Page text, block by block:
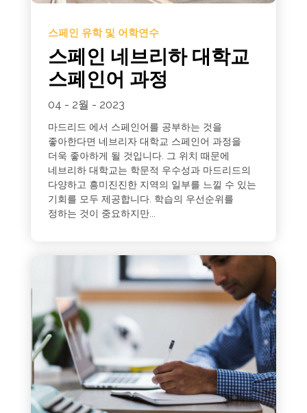
스페인 유학 및 어학연수
스페인 네브리하 대학교
스페인어 과정
04 - 2월 - 2023
마드리드 에서 스페인어를 공부하는 것을
좋아한다면 네브리자 대학교 스페인어 과정을
더욱 좋아하게 될 것입니다. 그 위치 때문에
네브리하 대학교는 학문적 우수성과 마드리드의
다양하고 흥미진진한 지역의 일부를 느낄 수 있는
기회를 모두 제공합니다. 학습의 우선순위를
정하는 것이 중요하지만...